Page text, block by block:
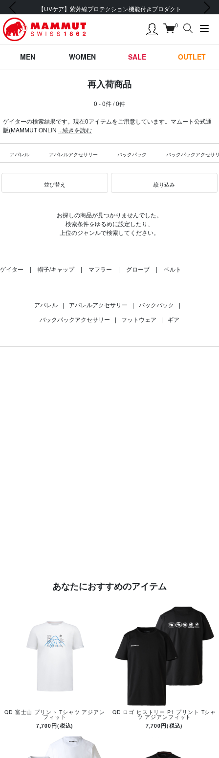
【UVケア】紫外線プロテクション機能付きプロダクト
前の画像 次の画像
0
MEN WOMEN SALE OUTLET
再入荷商品
0 - 0件 / 0件
ゲイターの検索結果です。現在0アイテムをご用意しています。マムート公式通
販(MAMMUT ONLIN ...続きを読む
アパレル アパレルアクセサリー バックパック バックパックアクセサ
並び替え 絞り込み
お探しの商品が見つかりませんでした。
検索条件をゆるめに設定したり、
上位のジャンルで検索してください。
ゲイター 帽子/キャップ マフラー グローブ ベルト
アパレル | アパレルアクセサリー | バックパック
|
バックパックアクセサリー
| フットウェア | ギア
あなたにおすすめのアイテム
QD 富士山 プリント Tシャツ アジアン
フィット
7,700円(税込)
QD ロゴ ヒストリー P1 プリント Tシャ
ツ アジアンフィット
7,700円(税込)